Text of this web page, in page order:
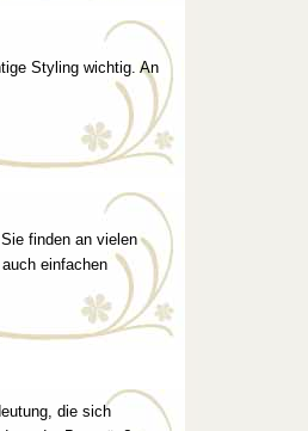
Styling wichtig. An
finden an vielen
einfachen
die sich